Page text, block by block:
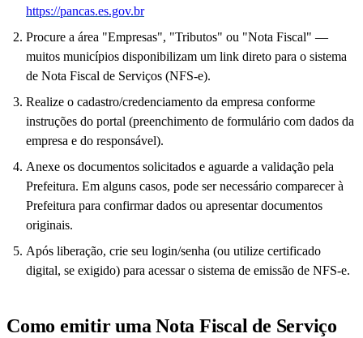
https://pancas.es.gov.br
Procure a área "Empresas", "Tributos" ou "Nota Fiscal" —
muitos municípios disponibilizam um link direto para o sistema
de Nota Fiscal de Serviços (NFS-e).
Realize o cadastro/credenciamento da empresa conforme
instruções do portal (preenchimento de formulário com dados da
empresa e do responsável).
Anexe os documentos solicitados e aguarde a validação pela
Prefeitura. Em alguns casos, pode ser necessário comparecer à
Prefeitura para confirmar dados ou apresentar documentos
originais.
Após liberação, crie seu login/senha (ou utilize certificado
digital, se exigido) para acessar o sistema de emissão de NFS-e.
Como emitir uma Nota Fiscal de Serviço